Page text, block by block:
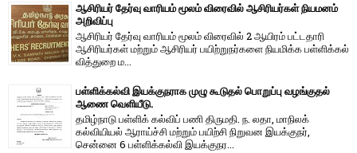
ஆசிரியர் தேர்வு வாரியம் மூலம் விரைவில் ஆசிரியர்கள் நியமனம்
அறிவிப்பு
ஆசிரியர் தேர்வு வாரி​யம் மூலம் விரை​வில் 2 ஆயிரம் பட்​ட​தாரி
ஆசிரியர்​கள் மற்​றும் ஆசிரியர் பயிற்றுநர்​களை நியமிக்க பள்​ளிக்​கல்​
வித்​துறை ம...
பள்ளிக்கல்வி இயக்குநராக முழு கூடுதல் பொறுப்பு வழங்குதல்
ஆணை வெளியீடு.
தமிழ்நாடு பள்ளிக் கல்விப் பணி திருமதி. ந. லதா, மாநிலக்
கல்வியியல் ஆராய்ச்சி மற்றும் பயிற்சி நிறுவன இயக்குநர்,
சென்னை 6 பள்ளிக்கல்வி இயக்குநர...